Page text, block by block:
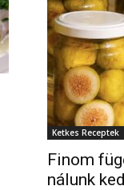
Ketkes Receptek
Finom
nálunk